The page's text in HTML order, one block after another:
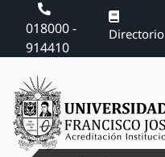
018000 -
914410
Directorio